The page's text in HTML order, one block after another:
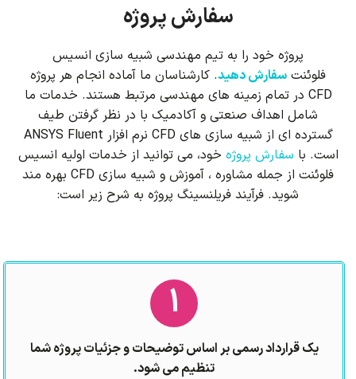
ن
ا
ل
ب
ا
سفارش پروژه
پروژه خود را به تیم مهندسی شبیه سازی انسیس
فلوئنت سفارش دهید. کارشناسان ما آماده انجام هر پروژه
CFD در تمام زمینه های مهندسی مرتبط هستند. خدمات ما
شامل اهداف صنعتی و آکادمیک با در نظر گرفتن طیف
گسترده ای از شبیه سازی های CFD نرم افزار ANSYS Fluent
است. با سفارش پروژه خود، می توانید از خدمات اولیه انسیس
فلوئنت از جمله مشاوره ، آموزش و شبیه سازی CFD بهره مند
شوید. فرآیند فریلنسینگ پروژه به شرح زیر است:
1
یک قرارداد رسمی بر اساس توضیحات و جزئیات پروژه شما
تنظیم می شود.